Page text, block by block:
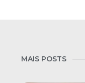
MAIS POSTS